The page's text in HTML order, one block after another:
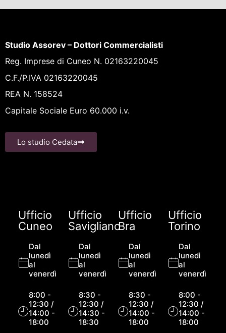
Studio Assorev – Dottori Commercialisti
Reg. Imprese di Cuneo N. 02163220045
C.F./P.IVA 02163220045
REA N. 158524
Capitale Sociale Euro 60.000 i.v.
Lo studio Cedata
Ufficio
Cuneo
Dal
lunedì
al
venerdì
8:00 -
12:30 /
14:00 -
18:00
Ufficio
Savigliano
Dal
lunedì
al
venerdì
8:30 -
12:30 /
14:30 -
18:30
Ufficio
Bra
Dal
lunedì
al
venerdì
8:30 -
12:30 /
14:00 -
18:00
Ufficio
Torino
Dal
lunedì
al
venerdì
8:00 -
12:30 /
14:00 -
18:00